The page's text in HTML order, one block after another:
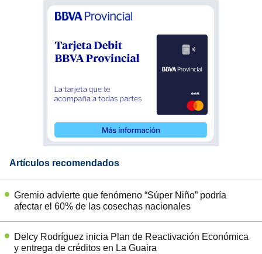
Artículos recomendados
Gremio advierte que fenómeno “Súper Niño” podría
afectar el 60% de las cosechas nacionales
Delcy Rodríguez inicia Plan de Reactivación Económica
y entrega de créditos en La Guaira